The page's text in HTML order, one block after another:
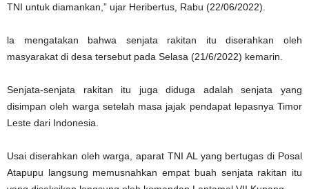
TNI untuk diamankan,” ujar Heribertus, Rabu (22/06/2022).
la mengatakan bahwa senjata rakitan itu diserahkan oleh
masyarakat di desa tersebut pada Selasa (21/6/2022) kemarin.
Senjata-senjata rakitan itu juga diduga adalah senjata yang
disimpan oleh warga setelah masa jajak pendapat lepasnya Timor
Leste dari Indonesia.
Usai diserahkan oleh warga, aparat TNI AL yang bertugas di Posal
Atapupu langsung memusnahkan empat buah senjata rakitan itu